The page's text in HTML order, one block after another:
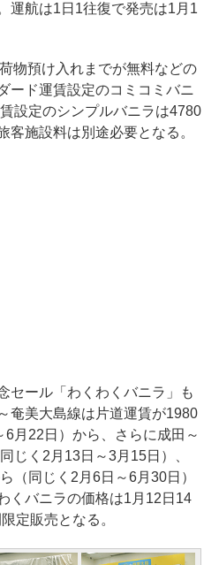
運航は1日1往復で発売は1月1
物預け入れまでが無料などの
ード運賃設定のコミコミバニ
設定のシンプルバニラは4780
客施設料は別途必要となる。
セール「わくわくバニラ」も
奄美大島線は片道運賃が1980
月22日）から、さらに成田～
じく2月13日～3月15日）、
（同じく2月6日～6月30日）
くバニラの価格は1月12日14
定販売となる。